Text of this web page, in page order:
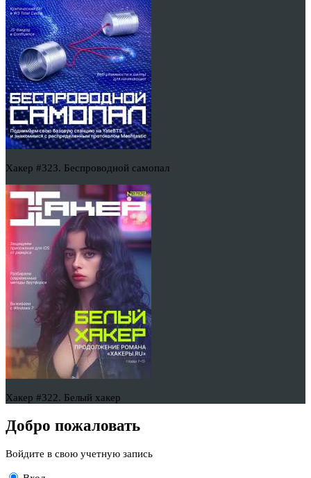
Хакер #323. Беспроводной самопал
Хакер #322. Белый хакер
Добро пожаловать
Войдите в свою учетную запись